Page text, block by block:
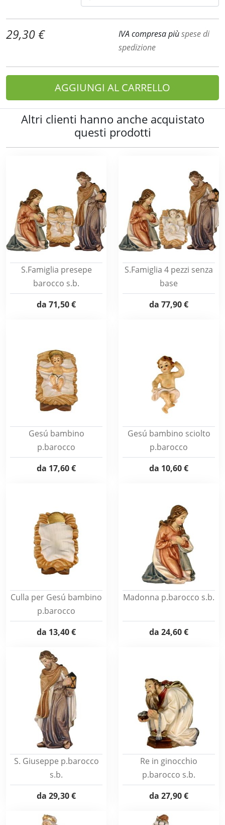
29,30 € IVA compresa piùspese di
spedizione
AGGIUNGI AL CARRELLO
Altri clienti hanno anche acquistato
questi prodotti
S.Famiglia presepe
barocco s.b.
da 71,50 €
S.Famiglia 4 pezzi senza
base
da 77,90 €
Gesú bambino
p.barocco
da 17,60 €
Gesú bambino sciolto
p.barocco
da 10,60 €
Culla per Gesú bambino
p.barocco
da 13,40 €
Madonna p.barocco s.b.
da 24,60 €
S. Giuseppe p.barocco
s.b.
da 29,30 €
Re in ginocchio
p.barocco s.b.
da 27,90 €